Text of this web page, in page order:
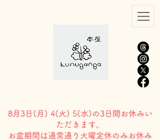
8月3日( 月) 4(火) 5(水)の3日間お休みい
ただきます。
​お盆期間は通常通り火曜定休のみお休み